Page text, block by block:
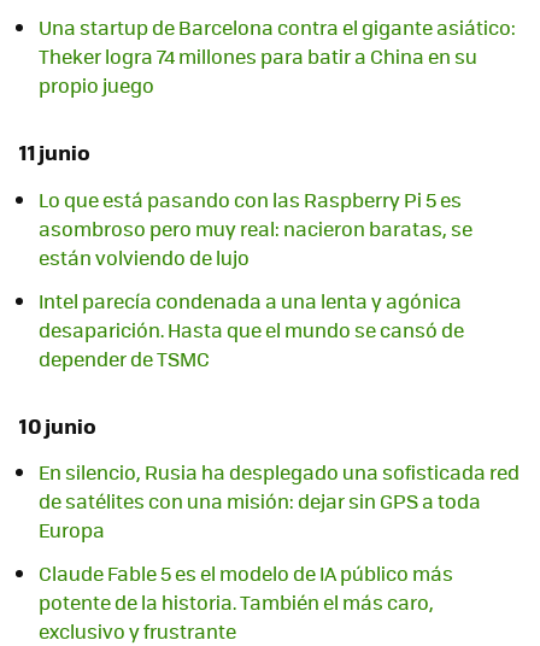
Una startup de Barcelona contra el gigante asiático:
Theker logra 74 millones para batir a China en su
propio juego
11 junio
Lo que está pasando con las Raspberry Pi 5 es
asombroso pero muy real: nacieron baratas, se
están volviendo de lujo
Intel parecía condenada a una lenta y agónica
desaparición. Hasta que el mundo se cansó de
depender de TSMC
10 junio
En silencio, Rusia ha desplegado una sofisticada red
de satélites con una misión: dejar sin GPS a toda
Europa
Claude Fable 5 es el modelo de IA público más
potente de la historia. También el más caro,
exclusivo y frustrante